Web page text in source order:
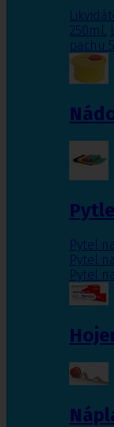
250ml,
pachu
Pytel
Pytel
Pytel